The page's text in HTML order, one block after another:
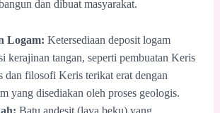
dan dibuat masyarakat.
Logam: Ketersediaan deposit logam
kerajinan tangan, seperti pembuatan Keris
dan filosofi Keris terikat erat dengan
yang disediakan oleh proses geologis.
Batu andesit (lava beku) yang